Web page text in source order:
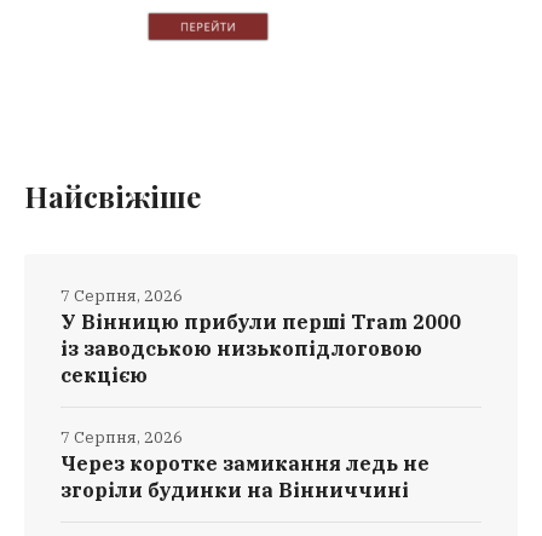
Найсвіжіше
У Вінницю прибули перші Tram 2000
із заводською низькопідлоговою
секцією
7 Серпня, 2026
Через коротке замикання ледь не
згоріли будинки на Вінниччині
7 Серпня, 2026